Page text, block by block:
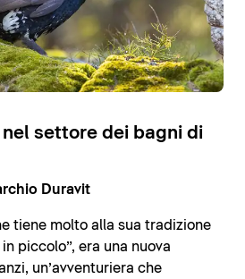
settore dei bagni di
Duravit
tiene molto alla sua tradizione
piccolo”, era una nuova
un’avventuriera che